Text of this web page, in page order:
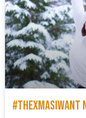
#TheXMasIWant